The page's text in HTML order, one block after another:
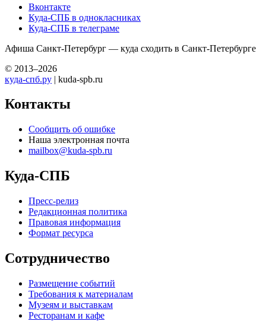
Вконтакте
Куда-СПБ в однокласниках
Куда-СПБ в телеграме
Афиша Санкт-Петербург — куда сходить в Санкт-Петербурге
© 2013–2026
куда-спб.ру | kuda-spb.ru
Контакты
Сообщить об ошибке
Наша электронная почта
mailbox@kuda-spb.ru
Куда-СПБ
Пресс-релиз
Редакционная политика
Правовая информация
Формат ресурса
Сотрудничество
Размещение событий
Требования к материалам
Музеям и выставкам
Ресторанам и кафе